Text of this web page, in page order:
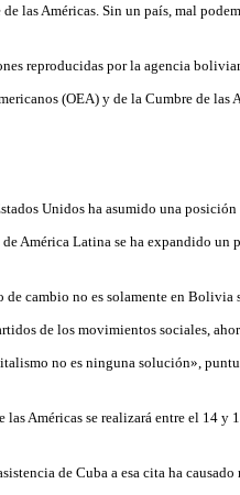
las Américas. Sin un país, mal
reproducidas por la agencia
(OEA) y de la Cumbre de
Unidos ha asumido una
América Latina se ha expandido un
de cambio no es solamente en Bolivia
de los movimientos sociales,
no es ninguna solución»,
las Américas se realizará entre el 14 y
de Cuba a esa cita ha